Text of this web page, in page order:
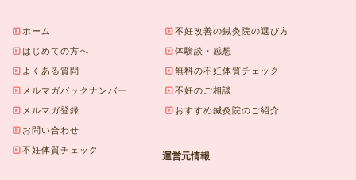
ホーム
はじめての方へ
よくある質問
メルマガバックナンバー
メルマガ登録
お問い合わせ
不妊体質チェック
不妊改善の鍼灸院の選び方
体験談・感想
無料の不妊体質チェック
不妊のご相談
おすすめ鍼灸院のご紹介
運営元情報